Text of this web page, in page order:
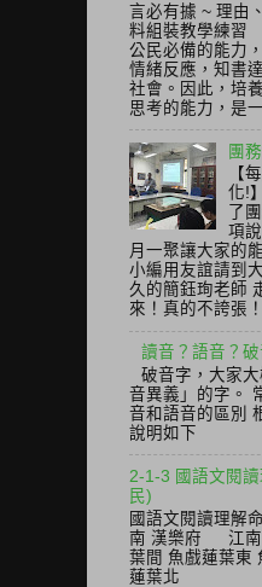
言必有據 ~ 理由
料組裝教學練習
公民必備的能力
情緒反應，知書
社會。因此，培
思考的能力，是
團
【
化!
了
項
月一聚讓大家的
小編用友誼請到
久的簡鈺珣老師
來！真的不誇張
讀音？語音？
破音字，大家
音異義」的字。
音和語音的區別
說明如下
2-1-3 國語文閱
民)
國語文閱讀理解
南 漢樂府 江南
葉間 魚戲蓮葉東
蓮葉北